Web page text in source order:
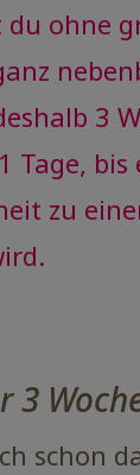
du ohne
3
Tage, bis
zu
3
schon